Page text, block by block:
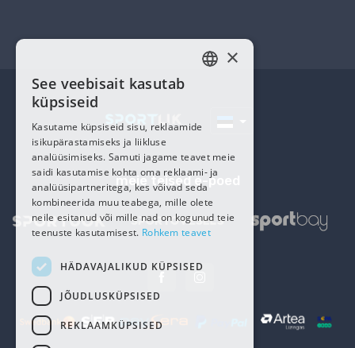
meie teised e-poed
×
See veebisait kasutab
küpsiseid
Kasutame küpsiseid sisu, reklaamide
isikupärastamiseks ja liikluse
analüüsimiseks. Samuti jagame teavet meie
saidi kasutamise kohta oma reklaami- ja
analüüsipartneritega, kes võivad seda
kombineerida muu teabega, mille olete
neile esitanud või mille nad on kogunud teie
teenuste kasutamisest. Rohkem teavet
HÄDAVAJALIKUD KÜPSISED
JÕUDLUSKÜPSISED
REKLAAMKÜPSISED